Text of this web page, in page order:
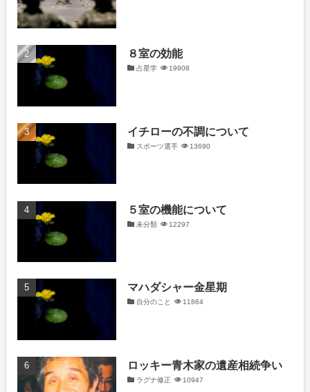
８室の効能
占星学 19908
イチローの不調について
スポーツ選手 13690
５室の機能について
未分類 12297
マハダシャー金星期
自分のこと 11864
ロッキー青木家の遺産相続争い
ラグナ修正 10947